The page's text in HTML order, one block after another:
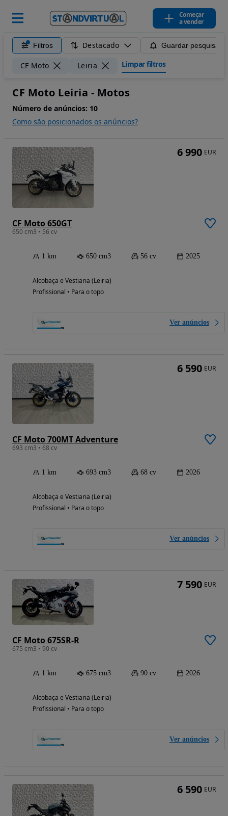
Começar
a vender
Filtros Destacado Guardar pesquisa
CF Moto Leiria Limpar filtros
CF Moto Leiria - Motos
Número de anúncios: 10
Como são posicionados os anúncios?
CF Moto 650GT
650 cm3 • 56 cv
1 km 650 cm3 56 cv 2025
Alcobaça e Vestiaria (Leiria)
Profissional • Para o topo
Ver anúncios
6 990 EUR
CF Moto 700MT Adventure
693 cm3 • 68 cv
1 km 693 cm3 68 cv 2026
Alcobaça e Vestiaria (Leiria)
Profissional • Para o topo
Ver anúncios
6 590 EUR
CF Moto 675SR-R
675 cm3 • 90 cv
1 km 675 cm3 90 cv 2026
Alcobaça e Vestiaria (Leiria)
Profissional • Para o topo
Ver anúncios
7 590 EUR
6 590 EUR